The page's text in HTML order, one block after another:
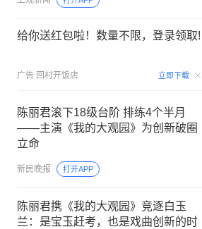
给你送红包啦！数量不限，登录领取!
广告 回村开饭店 立即下载
陈丽君滚下18级台阶 排练4个半月
——主演《我的大观园》为创新破圈
立命
新民晚报 打开APP
陈丽君携《我的大观园》竞逐白玉
兰：是宝玉赶考，也是戏曲创新的时